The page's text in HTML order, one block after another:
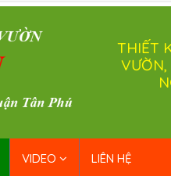
THIẾT
VƯỜN,
VIDEO LIÊN HỆ